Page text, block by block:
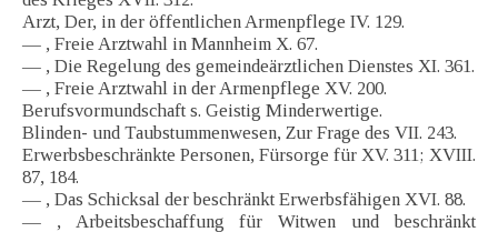
Arzt, Der, in der öffentlichen Armenpflege IV. 129.
— , Freie Arztwahl in Mannheim X. 67.
— , Die Regelung des gemeindeärztlichen Dienstes XI. 361.
— , Freie Arztwahl in der Armenpflege XV. 200.
Berufsvormundschaft s. Geistig Minderwertige.
Blinden- und Taubstummenwesen, Zur Frage des VII. 243.
Erwerbsbeschränkte Personen, Fürsorge für XV. 311; XVIII.
87, 184.
— , Das Schicksal der beschränkt Erwerbsfähigen XVI. 88.
— , Arbeitsbeschaffung für Witwen und beschränkt